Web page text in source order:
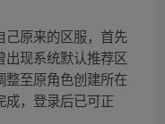
己原来的区服，首先
出现系统默认推荐区
整至原角色创建所在
成，登录后已可正